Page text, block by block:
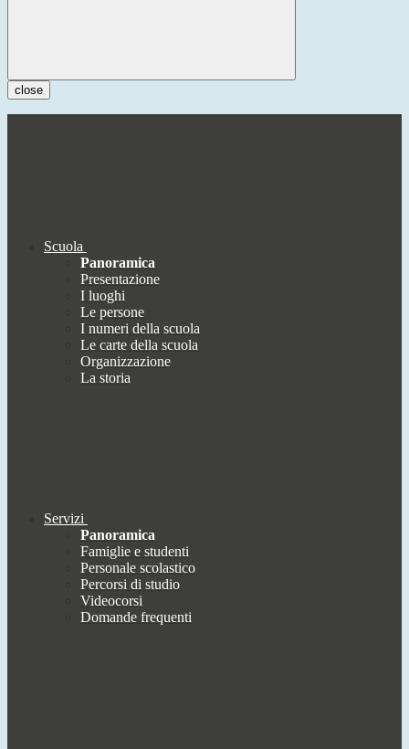
close
Scuola
Panoramica
Presentazione
I luoghi
Le persone
I numeri della scuola
Le carte della scuola
Organizzazione
La storia
Servizi
Panoramica
Famiglie e studenti
Personale scolastico
Percorsi di studio
Videocorsi
Domande frequenti